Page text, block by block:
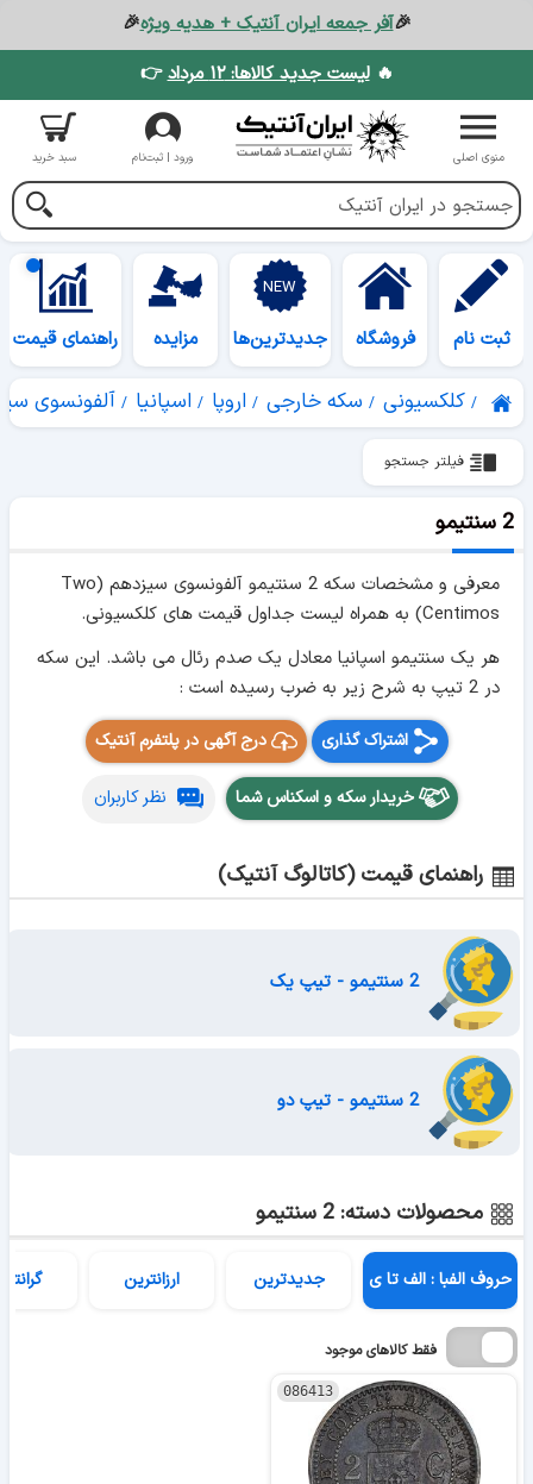
🎉آفر جمعه ایران آنتیک + هدیه ویژه🎉
🔥لیست جدید کالاها: ۱۲ مرداد 👉
منوی اصلی ورود | ثبت‌نام سبد خرید
ثبت نام فروشگاه جدیدترین‌ها مزایده راهنمای قیمت
کلکسیونی سکه خارجی اروپا اسپانیا آلفونسوی
فیلتر جستجو
2 سنتیمو
معرفی و مشخصات سکه 2 سنتیمو آلفونسوی سیزدهم (Two
Centimos) به همراه لیست جداول قیمت های کلکسیونی.
هر یک سنتیمو اسپانیا معادل یک صدم رئال می باشد. این سکه
در 2 تیپ به شرح زیر به ضرب رسیده است :
اشتراک گذاری درج آگهی در پلتفرم آنتیک
خریدار سکه و اسکناس شما نظر کاربران
راهنمای قیمت (کاتالوگ آنتیک)
2 سنتیمو - تیپ یک
2 سنتیمو - تیپ دو
محصولات دسته: 2 سنتیمو
حروف الفبا : الف تا ی جدیدترین ارزانترین
فقط کالاهای موجود
086413